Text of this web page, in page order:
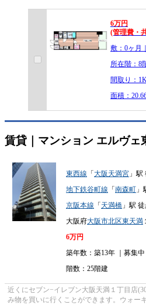
6万円
(管理費・
敷：0ヶ月
所在階：8
間取り：
面積：
賃貸｜マンション エルヴェ
東西線 「大阪天満宮 」駅
地下鉄谷町線 「南森町
京阪本線 「天満橋 」駅
大阪府大阪市北区東天満
6万円
築年数：築13年 ｜募集中
階数：25階建
近くにセブン−イレブン大阪天満１丁目店
み物を買いに行くことができます。ウォー